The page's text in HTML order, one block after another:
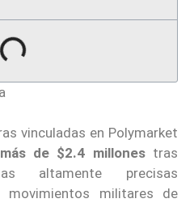
vinculadas en Polymarket
más de $2.4 millonestras
altamente precisas
movimientos militares de